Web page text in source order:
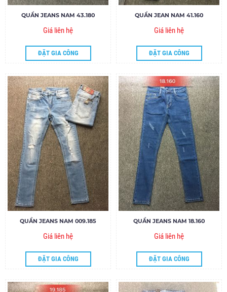
QUẦN JEANS NAM 43.180
Giá liên hệ
ĐẶT GIA CÔNG
QUẦN JEAN NAM 41.160
Giá liên hệ
ĐẶT GIA CÔNG
QUẦN JEANS NAM 009.185
Giá liên hệ
ĐẶT GIA CÔNG
QUẦN JEANS NAM 18.160
Giá liên hệ
ĐẶT GIA CÔNG